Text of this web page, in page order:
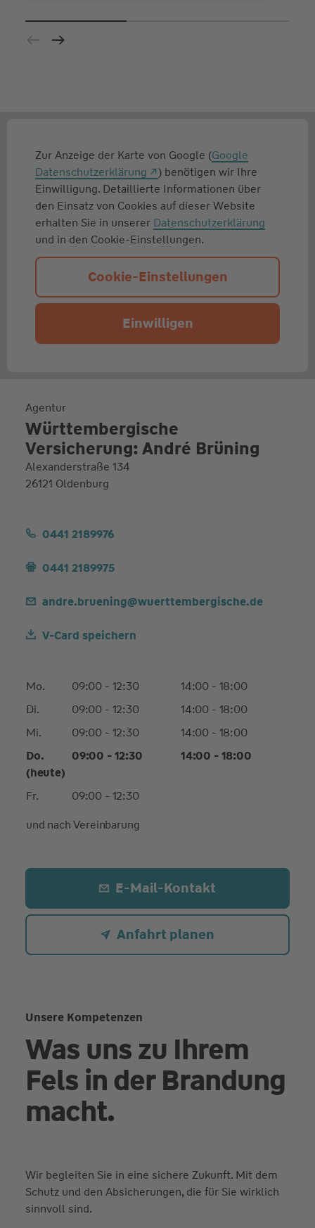
Zur Anzeige der Karte von Google (Google
Datenschutzerklärung
) benötigen wir Ihre
Einwilligung. Detaillierte Informationen über
den Einsatz von Cookies auf dieser Website
erhalten Sie in unserer Datenschutzerklärung
und in den Cookie-Einstellungen.
Cookie-Einstellungen
Einwilligen
Agentur
Württembergische
Versicherung: André Brüning
Alexanderstraße 134
26121 Oldenburg
0441 2189976
0441 2189975
andre.bruening@wuerttembergische.de
V-Card speichern
Mo. 09:00 - 12:30
14:00 - 18:00
Di.
09:00 - 12:30
14:00 - 18:00
Mi.
09:00 - 12:30
14:00 - 18:00
Do.
(heute)
09:00 - 12:30 14:00 - 18:00
Fr.
09:00 - 12:30
und nach Vereinbarung
E-Mail-Kontakt
Anfahrt planen
Unsere Kompetenzen
Was uns zu Ihrem
Fels in der Brandung
macht.
Wir begleiten Sie in eine sichere Zukunft. Mit dem
Schutz und den Absicherungen, die für Sie wirklich
sinnvoll sind.